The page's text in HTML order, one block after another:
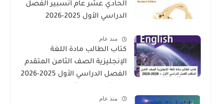
الحادي عشر عام انسبير الفصل
الدراسي الأول 2025-2026
منذ عام
كتاب الطالب مادة اللغة
الإنجليزية الصف الثامن المتقدم
الفصل الدراسي الأول 2025-2026
منذ عام